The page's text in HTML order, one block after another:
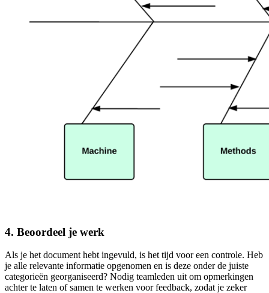
4. Beoordeel je werk
Als je het document hebt ingevuld, is het tijd voor een controle. Heb
je alle relevante informatie opgenomen en is deze onder de juiste
categorieën georganiseerd? Nodig teamleden uit om opmerkingen
achter te laten of samen te werken voor feedback, zodat je zeker